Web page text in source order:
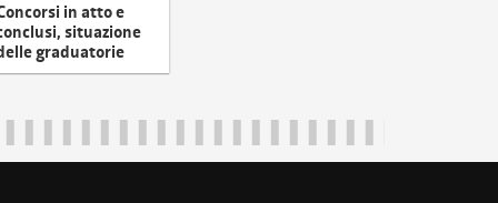
in atto e
situazione
graduatorie